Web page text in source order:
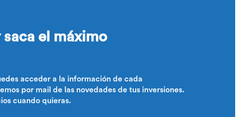
el máximo
acceder a la información de cada
por mail de las novedades de tus inversiones.
cuando quieras.